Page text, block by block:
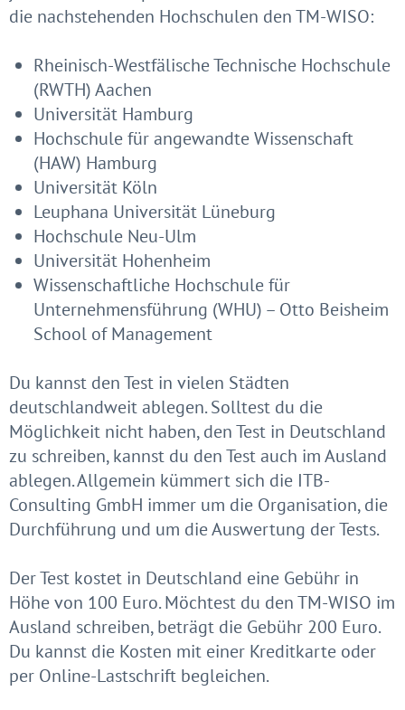
die nachstehenden Hochschulen den TM-WISO:
Rheinisch-Westfälische Technische Hochschule
(RWTH) Aachen
Universität Hamburg
Hochschule für angewandte Wissenschaft
(HAW) Hamburg
Universität Köln
Leuphana Universität Lüneburg
Hochschule Neu-Ulm
Universität Hohenheim
Wissenschaftliche Hochschule für
Unternehmensführung (WHU) – Otto Beisheim
School of Management
Du kannst den Test in vielen Städten
deutschlandweit ablegen. Solltest du die
Möglichkeit nicht haben, den Test in Deutschland
zu schreiben, kannst du den Test auch im Ausland
ablegen. Allgemein kümmert sich die ITB-
Consulting GmbH immer um die Organisation, die
Durchführung und um die Auswertung der Tests.
Der Test kostet in Deutschland eine Gebühr in
Höhe von 100 Euro. Möchtest du den TM-WISO im
Ausland schreiben, beträgt die Gebühr 200 Euro.
Du kannst die Kosten mit einer Kreditkarte oder
per Online-Lastschrift begleichen.